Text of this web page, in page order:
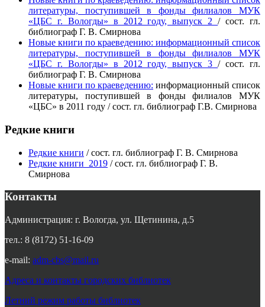
литературы, поступившей в фонды филиалов МУК
«ЦБС г. Вологды» в 2012 году, выпуск 2/ сост. гл.
библиограф Г. В. Смирнова
Новые книги по краеведению: информационный список
литературы, поступившей в фонды филиалов МУК
«ЦБС г. Вологды» в 2012 году, выпуск 3/ сост. гл.
библиограф Г. В. Смирнова
Новые книги по краеведению: информационный список
литературы, поступившей в фонды филиалов МУК
«ЦБС» в 2011 году / сост. гл. библиограф Г.В. Смирнова
Редкие книги
Редкие книги / сост. гл. библиограф Г. В. Смирнова
Редкие книги_2019 / сост. гл. библиограф Г. В.
Смирнова
Контакты
Администрация: г. Вологда, ул. Щетинина, д.5
тел.: 8 (8172) 51-16-09
e-mail: adm-cbs@mail.ru
Адреса и контакты городских библиотек
Летний режим работы библиотек